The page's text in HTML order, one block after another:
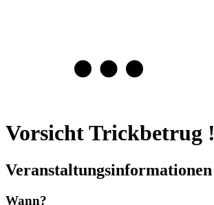
Vorsicht Trickbetrug !
Veranstaltungsinformationen
Wann?